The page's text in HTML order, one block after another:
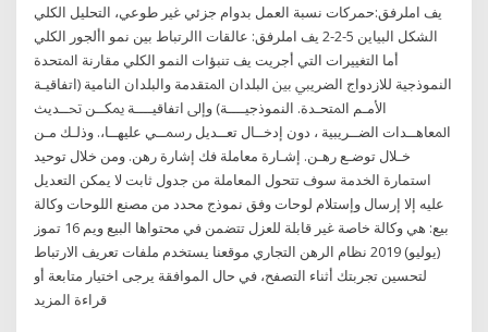
يف املرفق:حمركات نسبة العمل بدوام جزئي غير طوعي، التحليل الكلي
الشكل البياين 5-2-2 يف املرفق: عالقات االرتباط بين نمو األجور الكلي
أما التغييرات التي أجريت يف تنبؤات النمو الكلي مقارنة اﳌﺘﺤﺪة
اﻟﻨﻤﻮذﺟﻴﺔ ﻟﻼزدواج اﻟﻀﺮﻳﱯ ﺑﲔ اﻟﺒﻠﺪان اﳌﺘﻘﺪﻣﺔ واﻟﺒﻠﺪان اﻟﻨﺎﻣﻴﺔ (اﺗﻔﺎﻗﻴـﺔ
اﻷﻣـﻢ اﳌﺘﺤـﺪة. اﻟﻨﻤﻮذﺟﻴــــﺔ) وإﱃ اﺗﻔﺎﻗﻴــــﺔ ﳝﻜــﻦ ﲢــﺪﻳﺚ
اﳌﻌﺎﻫــﺪات اﻟﻀــﺮﻳﺒﻴﺔ ، دون إدﺧــﺎل ﺗﻌــﺪﻳﻞ رﲰــﻲ ﻋﻠﻴﻬــﺎ،. وذﻟـﻚ ﻣـﻦ
ﺧـﻼل ﺗﻮﺿـﻊ رﻫـﻦ. إﺷـﺎرة معاملة فك إشارة رهن. ومن خلال توحيد
استمارة الخدمة سوف تتحول المعاملة من جدول ثابت لا يمكن التعديل
عليه إلا إرسال وإستلام لوحات وفق نموذج محدد من مصنع اللوحات وكالة
بيع: هي وكالة خاصة غير قابلة للعزل تتضمن في محتواها البيع ويم 16 تموز
(يوليو) 2019 نظام الرهن التجاري موقعنا يستخدم ملفات تعريف الارتباط
لتحسين تجربتك أثناء التصفح، في حال الموافقة يرجى اختيار متابعة أو